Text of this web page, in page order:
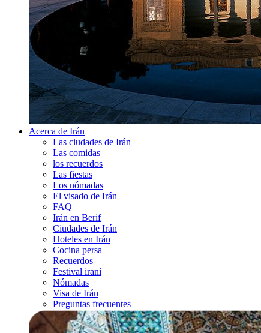
Acerca de Irán
Las ciudades de Irán
Las comidas
los recuerdos
Las fiestas
Los nómadas
El visado de Irán
FAQ
Irán en Berif
Ciudades de Irán
Hoteles en Irán
Cocina persa
Recuerdos
Festival iraní
Nómadas
Visa de Irán
Preguntas frecuentes